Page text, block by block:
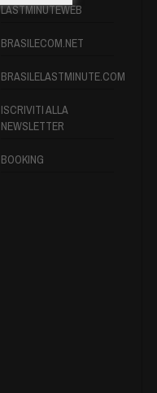
LASTMINUTEWEB
BRASILECOM.NET
BRASILELASTMINUTE.COM
ISCRIVITI ALLA
NEWSLETTER
BOOKING